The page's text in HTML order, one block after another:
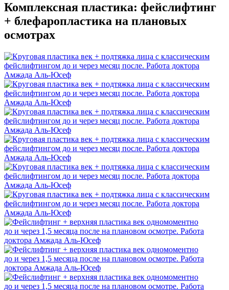
Комплексная пластика: фейслифтинг
+ блефаропластика на плановых
осмотрах